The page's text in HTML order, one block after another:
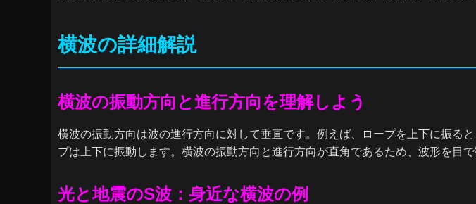
横波の詳細解説
横波の振動方向と進行方向を理解しよう
横波の振動方向は波の進行方向に対して垂直です。例えば、ロープを上下に振る
プは上下に振動します。横波の振動方向と進行方向が直角であるため、波形を目で
光と地震のS波：身近な横波の例